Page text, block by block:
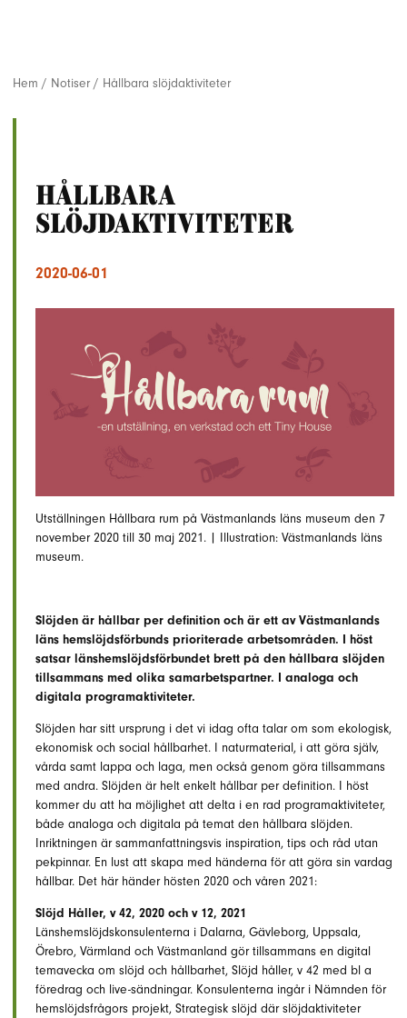
Hem / Notiser / Hållbara slöjdaktiviteter
Hållbara
slöjdaktiviteter
2020-06-01
Utställningen Hållbara rum på Västmanlands läns museum den 7
november 2020 till 30 maj 2021. | Illustration: Västmanlands läns
museum.
Slöjden är hållbar per definition och är ett av Västmanlands
läns hemslöjdsförbunds prioriterade arbetsområden. I höst
satsar länshemslöjdsförbundet brett på den hållbara slöjden
tillsammans med olika samarbetspartner. I analoga och
digitala programaktiviteter.
Slöjden har sitt ursprung i det vi idag ofta talar om som ekologisk,
ekonomisk och social hållbarhet. I naturmaterial, i att göra själv,
vårda samt lappa och laga, men också genom göra tillsammans
med andra. Slöjden är helt enkelt hållbar per definition. I höst
kommer du att ha möjlighet att delta i en rad programaktiviteter,
både analoga och digitala på temat den hållbara slöjden.
Inriktningen är sammanfattningsvis inspiration, tips och råd utan
pekpinnar. En lust att skapa med händerna för att göra sin vardag
hållbar. Det här händer hösten 2020 och våren 2021:
Slöjd Håller, v 42, 2020 och v 12, 2021
Länshemslöjdskonsulenterna i Dalarna, Gävleborg, Uppsala,
Örebro, Värmland och Västmanland gör tillsammans en digital
temavecka om slöjd och hållbarhet, Slöjd håller, v 42 med bl a
föredrag och live-sändningar. Konsulenterna ingår i Nämnden för
hemslöjdsfrågors projekt, Strategisk slöjd där slöjdaktiviteter